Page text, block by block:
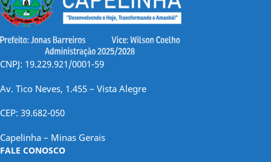
CNPJ: 19.229.921/0001-59
Av. Tico Neves, 1.455 – Vista Alegre
CEP: 39.682-050
Capelinha – Minas Gerais
FALE CONOSCO